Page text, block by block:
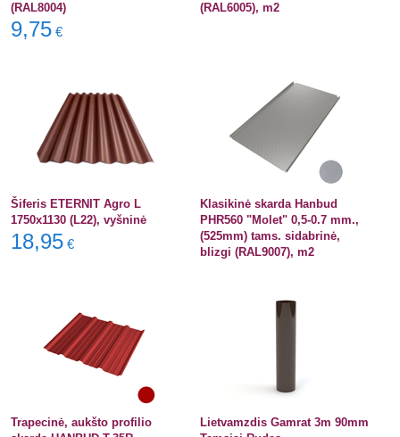
(RAL8004)
9,75 €
(RAL6005), m2
Šiferis ETERNIT Agro L
1750x1130 (L22), vyšninė
18,95 €
Klasikinė skarda Hanbud
PHR560 "Molet" 0,5-0.7 mm.,
(525mm) tams. sidabrinė,
blizgi (RAL9007), m2
Trapecinė, aukšto profilio
Lietvamzdis Gamrat 3m 90mm